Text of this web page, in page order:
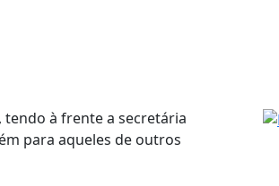
tendo à frente a secretária
para aqueles de outros